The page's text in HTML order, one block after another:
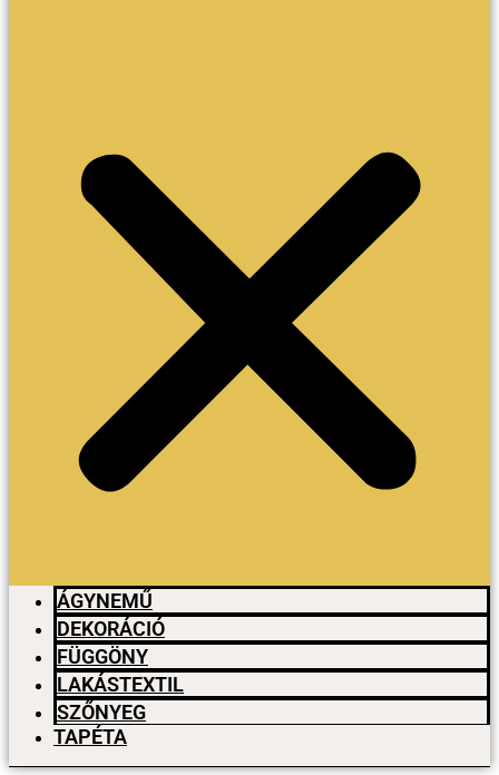
ÁGYNEMŰ
DEKORÁCIÓ
FÜGGÖNY
LAKÁSTEXTIL
SZŐNYEG
TAPÉTA